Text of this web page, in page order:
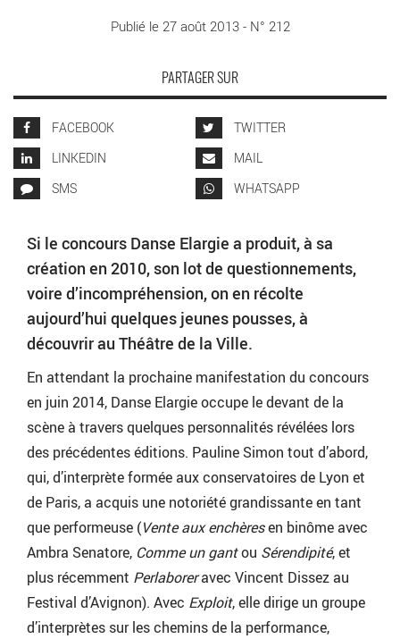
Publié le 27 août 2013 - N° 212
PARTAGER SUR
FACEBOOK
TWITTER
LINKEDIN
MAIL
SMS
WHATSAPP
Si le concours Danse Elargie a produit, à sa
création en 2010, son lot de questionnements,
voire d’incompréhension, on en récolte
aujourd’hui quelques jeunes pousses, à
découvrir au Théâtre de la Ville.
En attendant la prochaine manifestation du concours
en juin 2014, Danse Elargie occupe le devant de la
scène à travers quelques personnalités révélées lors
des précédentes éditions. Pauline Simon tout d’abord,
qui, d’interprète formée aux conservatoires de Lyon et
de Paris, a acquis une notoriété grandissante en tant
que performeuse (Vente aux enchèresen binôme avec
Ambra Senatore, Comme un gantou Sérendipité, et
plus récemment Perlaboreravec Vincent Dissez au
Festival d’Avignon). Avec Exploit, elle dirige un groupe
d’interprètes sur les chemins de la performance,